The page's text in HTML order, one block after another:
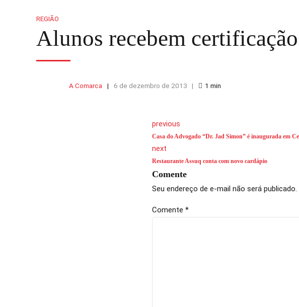
REGIÃO
Alunos recebem
A Comarca 6 de dezembro de 2013 1 min
previous
Casa do Advogado “Dr. Jad Simon” é inaugurada em
next
Restaurante Assuq conta com novo cardápio
Comente
Seu endereço de e-mail não será
Comente *